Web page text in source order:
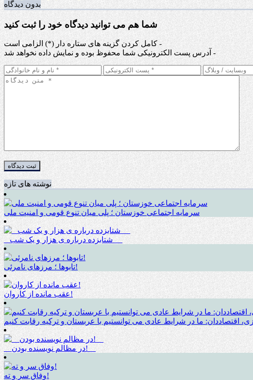
بدون دیدگاه
شما هم می توانید دیدگاه خود را ثبت کنید
کامل کردن گزینه های ستاره دار (*) الزامی است -
آدرس پست الکترونیکی شما محفوظ بوده و نمایش داده نخواهد شد -
نوشته های تازه
سرمایه اجتماعی خوزستان ؛ پلی میان تنوع قومی و امنیت ملی
تابوها ؛ مرزهای نامرئی!
عقب مانده از کاروان!
اقتصاددان: ما در شرایط عادی می توانستیم با عربستان و ترکیه رقابت کنیم
__در مظالم نویسنده بودن!__
وفاق سر و ته!